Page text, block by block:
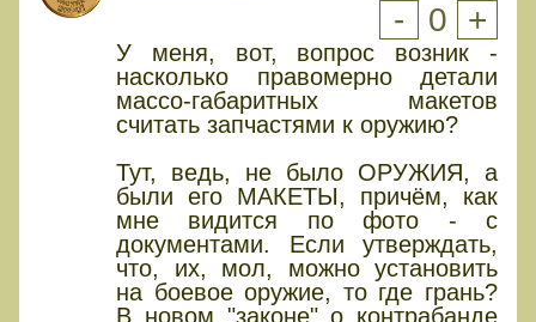
- 0 +
У меня, вот, вопрос возник -
насколько правомерно детали
массо-габаритных макетов
считать запчастями к оружию?
Тут, ведь, не было ОРУЖИЯ, а
были его МАКЕТЫ, причём, как
мне видится по фото - с
документами. Если утверждать,
что, их, мол, можно установить
на боевое оружие, то где грань?
В новом "законе" о контрабанде